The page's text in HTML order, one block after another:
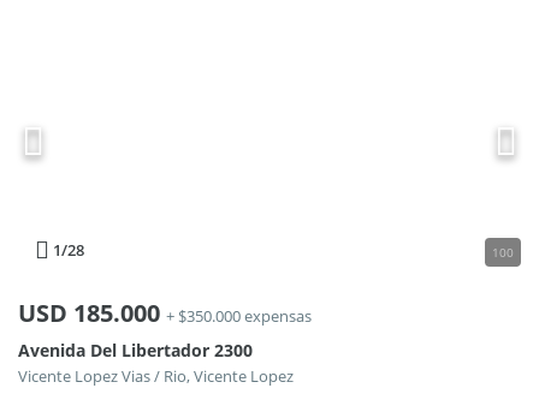
1/28 100
USD 185.000 + $350.000 expensas
Avenida Del Libertador 2300
Vicente Lopez Vias / Rio, Vicente Lopez